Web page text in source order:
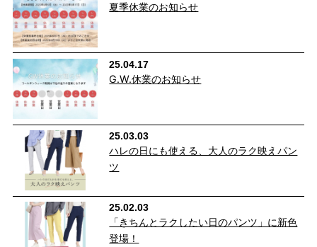
夏季休業のお知らせ
25.04.17
G.W.休業のお知らせ
25.03.03
ハレの日にも使える、大人のラク映えパン
ツ
25.02.03
「きちんとラクしたい日のパンツ」に新色
登場！